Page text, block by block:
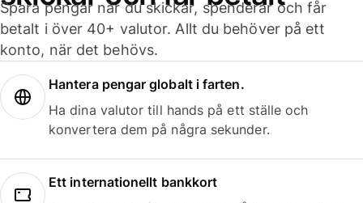
Spara pengar när du skickar, spenderar och får
betalt i över 40+ valutor. Allt du behöver på ett
konto, när det behövs.
Hantera pengar globalt i farten.
Ha dina valutor till hands på ett ställe och
konvertera dem på några sekunder.
Ett internationellt bankkort